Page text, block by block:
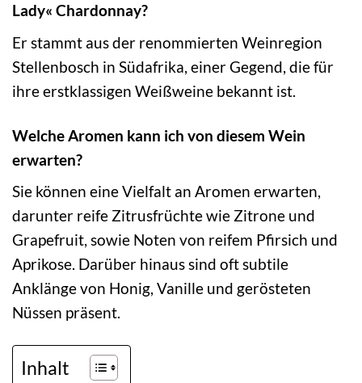
Lady« Chardonnay?
Er stammt aus der renommierten Weinregion
Stellenbosch in Südafrika, einer Gegend, die für
ihre erstklassigen Weißweine bekannt ist.
Welche Aromen kann ich von diesem Wein
erwarten?
Sie können eine Vielfalt an Aromen erwarten,
darunter reife Zitrusfrüchte wie Zitrone und
Grapefruit, sowie Noten von reifem Pfirsich und
Aprikose. Darüber hinaus sind oft subtile
Anklänge von Honig, Vanille und gerösteten
Nüssen präsent.
Inhalt